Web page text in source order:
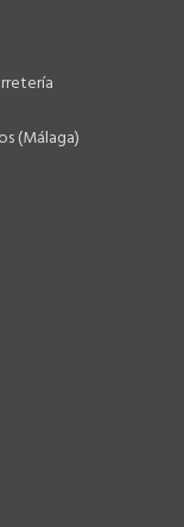
(Málaga)